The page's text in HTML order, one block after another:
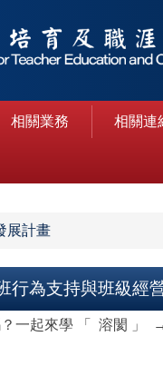
相關業務 相關連
展計畫
行為支持與班級經
？一起來學 「 溶閡